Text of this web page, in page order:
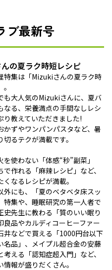
ブ最新号
の夏ラク時短レシピ
特集は「Mizukiさんの夏ラク時
も大人気のMizukiさんに、夏バ
なる、栄養満点の手間なしレシ
り教えていただきました!
かずやワンパンパスタなど、暑
切るテクが満載です。
を使わない「体感“秒”副菜」
で作れる「麻辣レシピ」など、
くなるレシピが満載。
外にも、「夏のベタベタ床スッ
特集や、睡眠研究の第一人者で
史先生に教わる「質のいい眠り
良品やカルディコーヒーファー
井などで買える「1000円台以下
名品」、メイプル超合金の安藤
考える「認知症超入門」など、
情報が盛りだくさん。